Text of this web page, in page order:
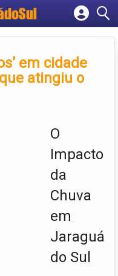
empresa
em cidade
atingiu o
O
Impacto
da
Chuva
em
Jaraguá
do Sul